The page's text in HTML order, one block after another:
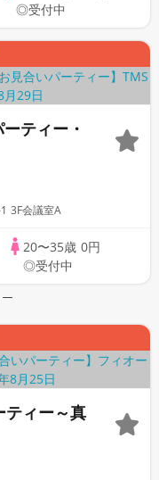
◎受付中
ティー・
3F会議室A
20〜35歳 0円
◎受付中
ティー～真